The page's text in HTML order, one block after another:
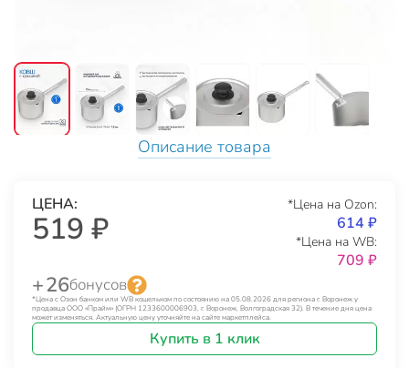
Описание товара
ЦЕНА:
519 ₽
*Цена на Ozon:
614 ₽
*Цена на WB:
709 ₽
+ 26бонусов
*Цена с Озон банком или WB кошельком по состоянию на 05.08.2026 для региона г. Воронеж у
продавца ООО «Прайм» (ОГРН 1233600006903, г. Воронеж, Волгоградская 32). В течение дня цена
может изменяться. Актуальную цену уточняйте на сайте маркетплейса.
Купить в 1 клик